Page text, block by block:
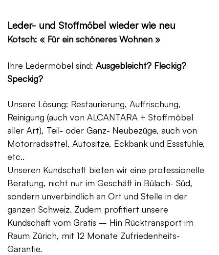
Leder- und Stoffmöbel wieder wie neu
Kotsch: « Für ein schöneres Wohnen »
Ihre Ledermöbel sind: Ausgebleicht? Fleckig?
Speckig?
Unsere Lösung: Restaurierung, Auffrischung,
Reinigung (auch von ALCANTARA + Stoffmöbel
aller Art), Teil- oder Ganz- Neubezüge, auch von
Motorradsattel, Autositze, Eckbank und Essstühle,
etc..
Unseren Kundschaft bieten wir eine professionelle
Beratung, nicht nur im Geschäft in Bülach- Süd,
sondern unverbindlich an Ort und Stelle in der
ganzen Schweiz. Zudem profitiert unsere
Kundschaft vom Gratis – Hin Rücktransport im
Raum Zürich, mit 12 Monate Zufriedenheits-
Garantie.